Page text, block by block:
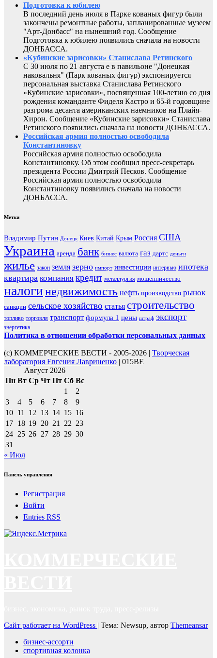
Подготовка к юбилею
В последний день июля в Парке кованых фигур были
закончены ремонтные работы, запланированные музеем
"Арт-Донбасс" на нынешний год. Сообщение
Подготовка к юбилею появились сначала на новости
ДОНБАССА.
«Кубинские зарисовки» Станислава Ретинского
С 30 июля по 21 августа е в павильоне "Донецкая
наковальня" (Парк кованых фигур) экспонируется
персональная выставка Станислава Ретинского
«Кубинские зарисовки», посвященная 100-летию со дня
рождения команданте Фиделя Кастро и 65-й годовщине
разгрома десанта американских наемников на Плайя-
Хирон. Сообщение «Кубинские зарисовки» Станислава
Ретинского появились сначала на новости ДОНБАССА.
Российская армия полностью освободила
Константиновку
Российская армия полностью освободила
Константиновку. Об этом сообщил пресс-секретарь
президента России Дмитрий Песков. Сообщение
Российская армия полностью освободила
Константиновку появились сначала на новости
ДОНБАССА.
Метки
Владимир Путин Донецк Киев Китай Крым Россия США
Украина аренда банк бизнес валюта газ дартс деньги
жилье закон земля зерно импорт инвестиции интервью ипотека
квартира компания кредит металлургия мошенничество
налогинедвижимость нефть производство рынок
санкции сельское хозяйство статья строительство
топливо торговля транспорт формула 1 цены штраф экспорт
энергетика
Политика в отношении обработки персональных данных
(с) КОММЕРЧЕСКИЕ ВЕСТИ - 2005-2026 | Творческая
лаборатория Евгения Лавриненко | 015BE
Август 2026
Пн Вт Ср Чт Пт Сб Вс
1
2
3
4 5 6 7 8
9
10 11 12 13 14 15 16
17 18 19 20 21 22 23
24 25 26 27 28 29 30
31
« Июл
Панель управления
Регистрация
Войти
Entries RSS
Сайт работает на WordPress | Тема: Newsup, автор Themeansar
бизнес-ассорти
спортивная колонка